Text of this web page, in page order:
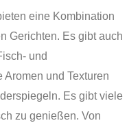
eine Kombination
Gerichten. Es gibt auch
und
Aromen und Texturen
Es gibt viele
zu genießen. Von